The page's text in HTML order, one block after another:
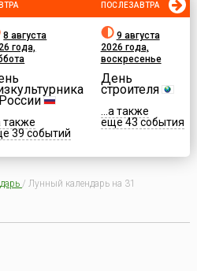
8 августа
года,
также
39 событий
ПОСЛЕЗАВТРА
9 августа
2026 года,
воскресенье
День
строителя
...а также
еще 43 события
/ Лунный календарь на 31